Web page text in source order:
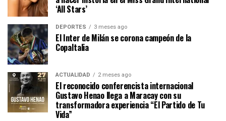
‘All Stars’
DEPORTES 3 meses ago
El Inter de Milán se corona campeón de la
CopaItalia
ACTUALIDAD 2 meses ago
El reconocido conferencista internacional
Gustavo Henao llega a Maracay con su
transformadora experiencia “El Partido de Tu
Vida”